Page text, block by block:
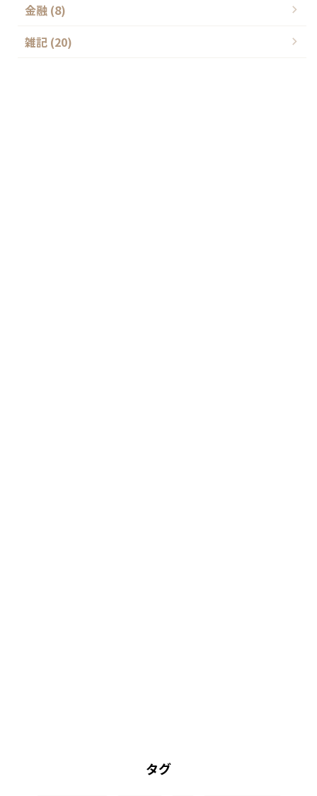
金融 (8)
雑記 (20)
タグ